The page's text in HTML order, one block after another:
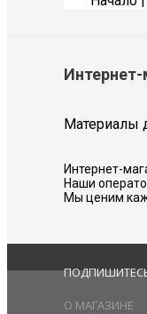
Материалы
Интернет-
Наши
Мы ценим
О МАГАЗИНЕ